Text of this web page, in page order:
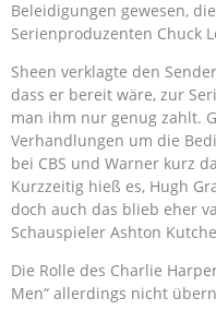
Beleidigungen gewesen,
Serienproduzenten Chuck
Sheen verklagte den
dass er bereit wäre, zur
man ihm nur genug zahlt.
Verhandlungen um die
bei CBS und Warner kurz
Kurzzeitig hieß es, Hugh
doch auch das blieb eher
Schauspieler Ashton
Die Rolle des Charlie
Men“ allerdings nicht